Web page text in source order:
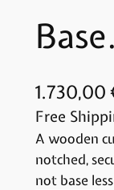
1.730,00
Free
A wooden
notched,
not base